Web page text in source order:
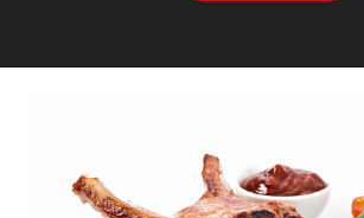
підійде для людей, які сидять на дієті.